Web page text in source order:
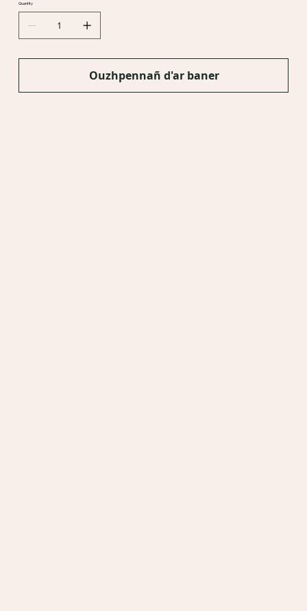
Quantity
Ouzhpennañ d'ar baner